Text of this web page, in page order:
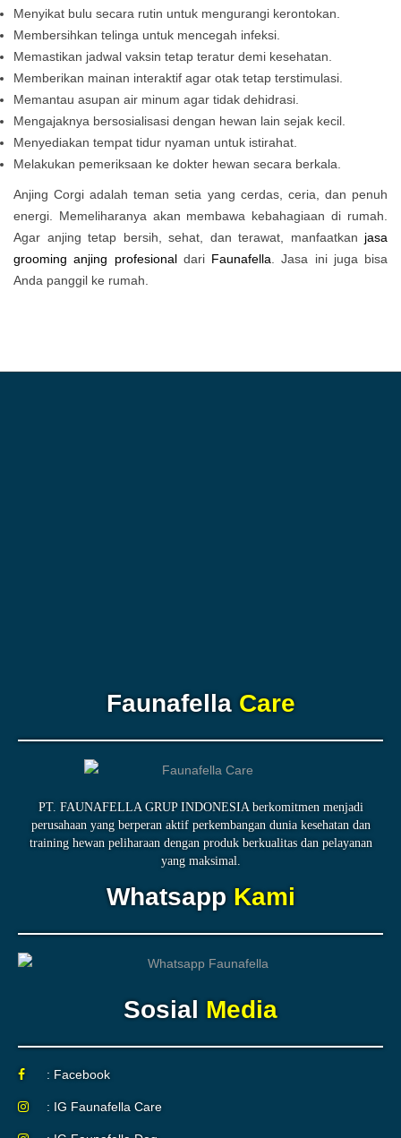
Menyikat bulu secara rutin untuk mengurangi kerontokan.
Membersihkan telinga untuk mencegah infeksi.
Memastikan jadwal vaksin tetap teratur demi kesehatan.
Memberikan mainan interaktif agar otak tetap terstimulasi.
Memantau asupan air minum agar tidak dehidrasi.
Mengajaknya bersosialisasi dengan hewan lain sejak kecil.
Menyediakan tempat tidur nyaman untuk istirahat.
Melakukan pemeriksaan ke dokter hewan secara berkala.
Anjing Corgi adalah teman setia yang cerdas, ceria, dan penuh
energi. Memeliharanya akan membawa kebahagiaan di rumah.
Agar anjing tetap bersih, sehat, dan terawat, manfaatkan jasa
grooming anjing profesionaldari Faunafella . Jasa ini juga bisa
Anda panggil ke rumah.
FaunafellaCare
PT. FAUNAFELLA GRUP INDONESIA berkomitmen menjadi
perusahaan yang berperan aktif perkembangan dunia kesehatan dan
training hewan peliharaan dengan produk berkualitas dan pelayanan
yang maksimal.
WhatsappKami
Sosial Media
: Facebook
: IG Faunafella Care